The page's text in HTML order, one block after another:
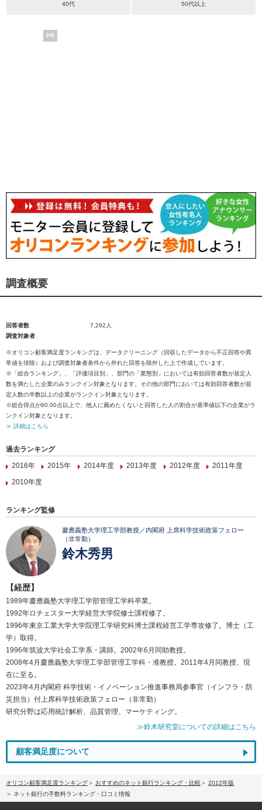
40代 50代以上
PR
調査概要
回答者数
7,292人
調査対象者
※オリコン顧客満足度ランキングは、データクリーニング（回収したデータから不正回答や異
常値を排除）および調査対象者条件から外れた回答を除外した上で作成しています。
※「総合ランキング」、「評価項目別」、部門の「業態別」においては有効回答者数が規定人
数を満たした企業のみランクイン対象となります。その他の部門においては有効回答者数が規
定人数の半数以上の企業がランクイン対象となります。
※総合得点が60.00点以上で、他人に薦めたくないと回答した人の割合が基準値以下の企業がラ
ンクイン対象となります。
≫ 詳細はこちら
過去ランキング
2016年
2015年 2014年度 2013年度 2012年度
2011年度
2010年度
ランキング監修
慶應義塾大学理工学部教授／内閣府 上席科学技術政策フェロー
（非常勤）
鈴木秀男
【経歴】
1989年慶應義塾大学理工学部管理工学科卒業。
1992年ロチェスター大学経営大学院修士課程修了。
1996年東京工業大学大学院理工学研究科博士課程経営工学専攻修了。博士（工
学）取得。
1996年筑波大学社会工学系・講師。2002年6月同助教授。
2008年4月慶應義塾大学理工学部管理工学科・准教授。2011年4月同教授、現
在に至る。
2023年4月内閣府 科学技術・イノベーション推進事務局参事官（インフラ・防
災担当）付上席科学技術政策フェロー（非常勤）
研究分野は応用統計解析、品質管理、マーケティング。
≫鈴木研究室についての詳細はこちら
顧客満足度について
オリコン顧客満足度ランキング おすすめのネット銀行ランキング・比較
2012年版
ネット銀行の手数料ランキング・口コミ情報